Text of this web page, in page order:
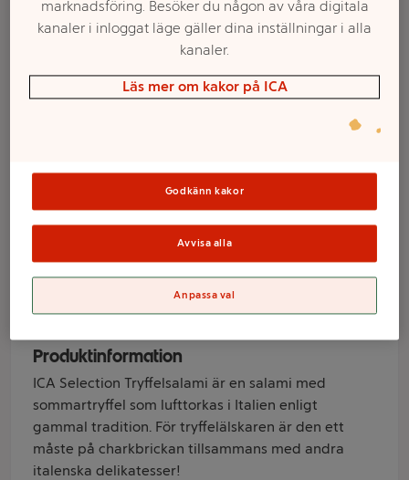
100g ICA
Selection
Varumärke
ICA Selection
Produktinformation
ICA Selection Tryffelsalami är en salami med
sommartryffel som lufttorkas i Italien enligt
gammal tradition. För tryffelälskaren är den ett
måste på charkbrickan tillsammans med andra
italenska delikatesser!
Sortimentet kan variera mellan butikerna
marknadsföring. Besöker du någon av våra digitala
kanaler i inloggat läge gäller dina inställningar i alla
kanaler.
Läs mer om kakor på ICA
Godkänn kakor
Avvisa alla
Anpassa val